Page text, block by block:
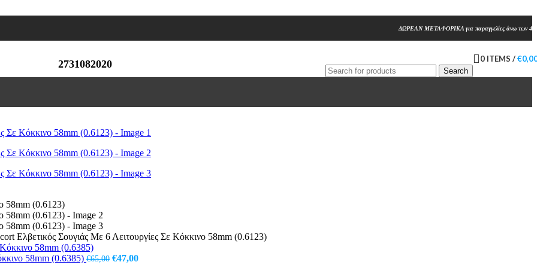
ΔΩΡΕΑΝ ΜΕΤΑΦΟΡΙΚΑ για παραγγελίες άνω των
2731082020
Search
0 ITEMS /€
Ελβετικός Σουγιάς Με 6 Λειτουργίες Σε Κόκκινο 58mm (0.6123)
58mm (0.6385) €65,00 Original
€47,00Η